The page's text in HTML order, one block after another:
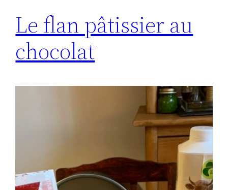
Le flan pâtissier au
chocolat